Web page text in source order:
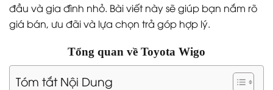
đầu và gia đình nhỏ. Bài viết này sẽ giúp bạn nắm rõ
giá bán, ưu đãi và lựa chọn trả góp hợp lý.
Tổng quan về Toyota Wigo
Tóm tắt Nội Dung